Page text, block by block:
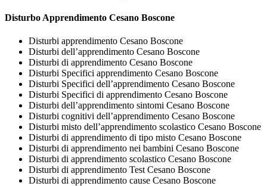
Disturbo Apprendimento Cesano Boscone
Disturbi apprendimento Cesano Boscone
Disturbi dell’apprendimento Cesano Boscone
Disturbi di apprendimento Cesano Boscone
Disturbi Specifici apprendimento Cesano Boscone
Disturbi Specifici dell’apprendimento Cesano Boscone
Disturbi Specifici di apprendimento Cesano Boscone
Disturbi dell’apprendimento sintomi Cesano Boscone
Disturbi cognitivi dell’apprendimento Cesano Boscone
Disturbi misto dell’apprendimento scolastico Cesano Boscone
Disturbi di apprendimento di tipo misto Cesano Boscone
Disturbi di apprendimento nei bambini Cesano Boscone
Disturbi di apprendimento scolastico Cesano Boscone
Disturbi di apprendimento Test Cesano Boscone
Disturbi di apprendimento cause Cesano Boscone